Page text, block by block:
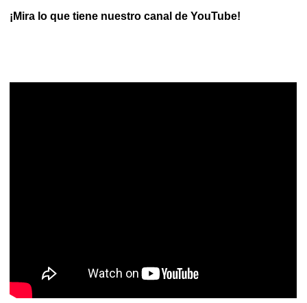
¡Mira lo que tiene nuestro canal de YouTube!